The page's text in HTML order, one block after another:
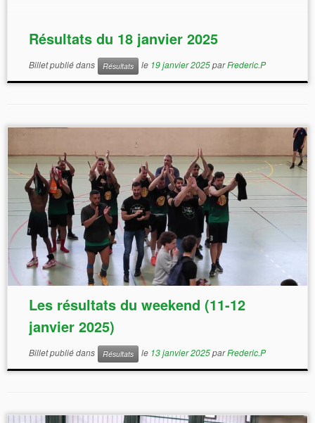
FONSEGRIVES 18/01/2025 47 39 DMU13-3 35129
BASKET CLUB QUINT FONSEGRIVES IE –
BASKET SAINT ORENS – 2 18/01/2025 32 36
DFU15-2 54056 UN. OL. DE PAMIERS – 2 BASKET
Résultats du 18 janvier 2025
Billet publié dans Résultats le 19 janvier 2025parFrederic.P
Les résultats du weekend (11-12
janvier 2025)
Billet publié dans Résultats le 13 janvier 2025parFrederic.P